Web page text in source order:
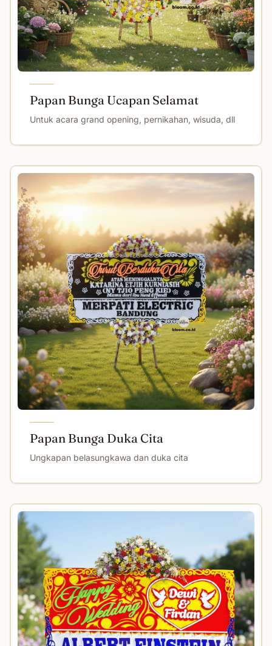
Papan Bunga Ucapan Selamat
Untuk acara grand opening, pernikahan, wisuda, dll
Papan Bunga Duka Cita
Ungkapan belasungkawa dan duka cita